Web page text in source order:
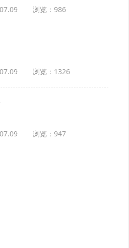
浏览：986
浏览：1326
浏览：947